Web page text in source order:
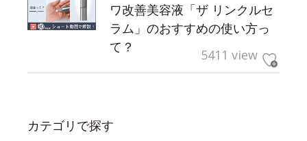
ワ改善美容液「ザ リンクルセ
ラム」のおすすめの使い方っ
て？
5411 view
カテゴリで探す